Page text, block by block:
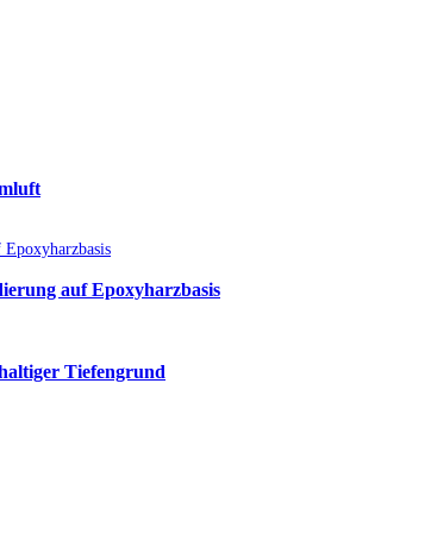
auf Epoxyharzbasis
Tiefengrund